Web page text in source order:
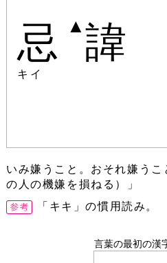
忌 ▲ 諱
キイ
いみ嫌うこと。おそれ嫌う
の人の機嫌を損ねる）」
「キキ」の慣用読み。
言葉の最初の漢